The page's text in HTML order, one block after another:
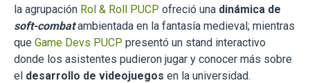
la agrupación Rol & Roll PUCP ofreció una dinámica de
soft-combatambientada en la fantasía medieval; mientras
que Game Devs PUCP presentó un stand interactivo
donde los asistentes pudieron jugar y conocer más sobre
el desarrollo de videojuegos en la universidad.